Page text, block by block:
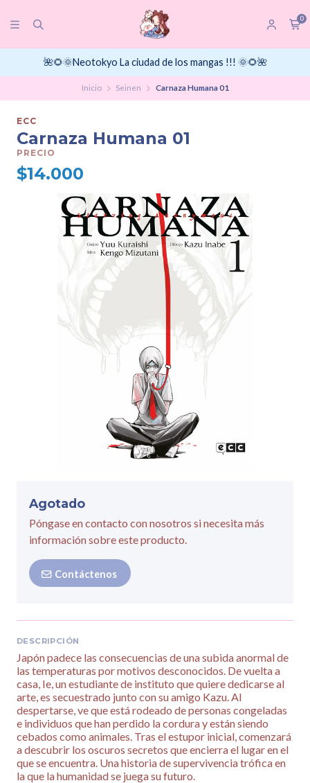
0
🌺🌻🌞Neotokyo La ciudad de los mangas !!! 🌞🌻🌺
Inicio Seinen Carnaza Humana 01
ECC
Carnaza Humana 01
PRECIO
$14.000
Agotado
Póngase en contacto con nosotros si necesita más
información sobre este producto.
Contáctenos
DESCRIPCIÓN
Japón padece las consecuencias de una subida anormal de
las temperaturas por motivos desconocidos. De vuelta a
casa, Ie, un estudiante de instituto que quiere dedicarse al
arte, es secuestrado junto con su amigo Kazu. Al
despertarse, ve que está rodeado de personas congeladas
e individuos que han perdido la cordura y están siendo
cebados como animales. Tras el estupor inicial, comenzará
a descubrir los oscuros secretos que encierra el lugar en el
que se encuentra. Una historia de supervivencia trófica en
la que la humanidad se juega su futuro.